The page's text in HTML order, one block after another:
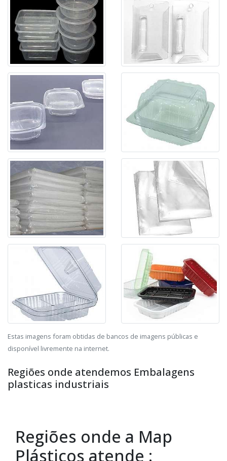
Estas imagens foram obtidas de bancos de imagens públicas e
disponível livremente na internet.
Regiões onde atendemos Embalagens
plasticas industriais
Regiões onde a Map
Plásticos atende :